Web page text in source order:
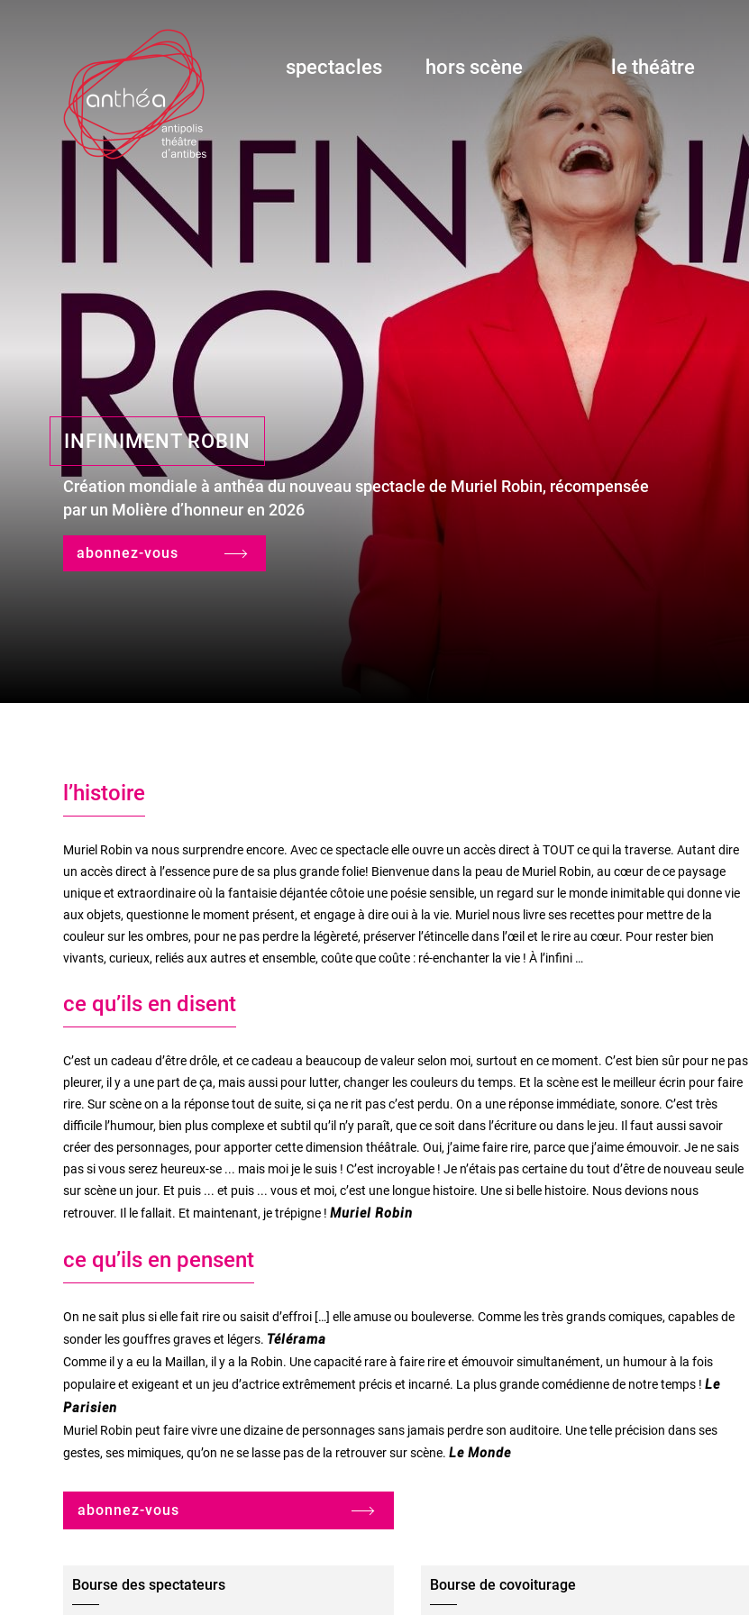
spectacles hors scène le théâtre
INFINIMENT ROBIN
Création mondiale à anthéa du nouveau spectacle de Muriel Robin, récompensée
par un Molière d’honneur en 2026
abonnez-vous
l’histoire
Muriel Robin va nous surprendre encore. Avec ce spectacle elle ouvre un accès direct à TOUT ce qui la traverse. Autant dire
un accès direct à l’essence pure de sa plus grande folie! Bienvenue dans la peau de Muriel Robin, au cœur de ce paysage
unique et extraordinaire où la fantaisie déjantée côtoie une poésie sensible, un regard sur le monde inimitable qui donne vie
aux objets, questionne le moment présent, et engage à dire oui à la vie. Muriel nous livre ses recettes pour mettre de la
couleur sur les ombres, pour ne pas perdre la légèreté, préserver l’étincelle dans l’œil et le rire au cœur. Pour rester bien
vivants, curieux, reliés aux autres et ensemble, coûte que coûte : ré-enchanter la vie ! À l’infini …
ce qu’ils en disent
C’est un cadeau d’être drôle, et ce cadeau a beaucoup de valeur selon moi, surtout en ce moment. C’est bien sûr pour ne pas
pleurer, il y a une part de ça, mais aussi pour lutter, changer les couleurs du temps. Et la scène est le meilleur écrin pour faire
rire. Sur scène on a la réponse tout de suite, si ça ne rit pas c’est perdu. On a une réponse immédiate, sonore. C’est très
difficile l’humour, bien plus complexe et subtil qu’il n’y paraît, que ce soit dans l’écriture ou dans le jeu. Il faut aussi savoir
créer des personnages, pour apporter cette dimension théâtrale. Oui, j’aime faire rire, parce que j’aime émouvoir. Je ne sais
pas si vous serez heureux-se ... mais moi je le suis ! C’est incroyable ! Je n’étais pas certaine du tout d’être de nouveau seule
sur scène un jour. Et puis ... et puis ... vous et moi, c’est une longue histoire. Une si belle histoire. Nous devions nous
retrouver. Il le fallait. Et maintenant, je trépigne ! Muriel Robin
ce qu’ils en pensent
On ne sait plus si elle fait rire ou saisit d’effroi […] elle amuse ou bouleverse. Comme les très grands comiques, capables de
sonder les gouffres graves et légers. Télérama
Comme il y a eu la Maillan, il y a la Robin. Une capacité rare à faire rire et émouvoir simultanément, un humour à la fois
populaire et exigeant et un jeu d’actrice extrêmement précis et incarné. La plus grande comédienne de notre temps ! Le
Parisien
Muriel Robin peut faire vivre une dizaine de personnages sans jamais perdre son auditoire. Une telle précision dans ses
gestes, ses mimiques, qu’on ne se lasse pas de la retrouver sur scène. Le Monde
abonnez-vous
Bourse des spectateurs Bourse de covoiturage